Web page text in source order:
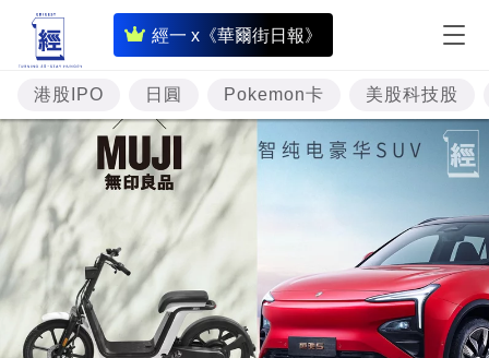
經一 x《華爾街日報》
即
時
財
經
專
題
資
樓
港股IPO 日圓 Pokemon卡 美股科技股